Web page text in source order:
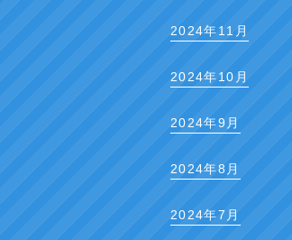
2024年11月
2024年10月
2024年9月
2024年8月
2024年7月